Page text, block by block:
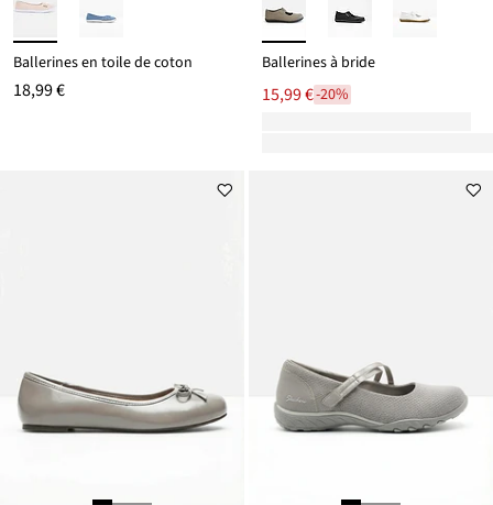
Ballerines en toile de coton
18,99 €
Ballerines à bride
15,99 €-20%